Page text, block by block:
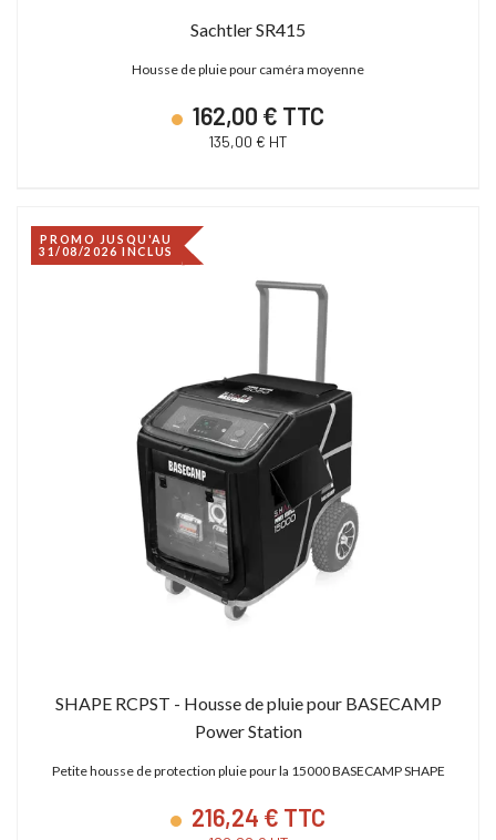
Sachtler SR415
Housse de pluie pour caméra moyenne
162,00 € TTC
135,00 € HT
PROMO JUSQU'AU
31/08/2026 INCLUS
SHAPE RCPST - Housse de pluie pour BASECAMP
Power Station
Petite housse de protection pluie pour la 15000 BASECAMP SHAPE
216,24 € TTC